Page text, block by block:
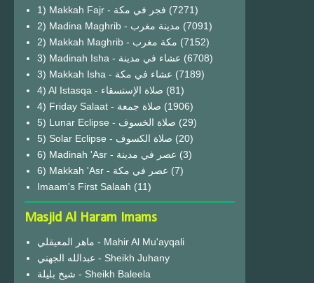
1) Makkah Fajr - فجر في مكة (7271)
2) Madina Maghrib - مدينة مغرب (7091)
2) Makkah Maghrib - مكة مغرب (7152)
3) Madinah Isha - عشاء في مدينة (6708)
3) Makkah Isha - عشاء في مكة (7189)
4) Al Istasqa - صلاة الإستسقاء (81)
4) Friday Salaat - صلاة جمعة (1906)
5) Lunar Eclipse - صلاة الخسوف (29)
(20)
6) Madinah 'Asr - عصر في مدينة (3)
6) Makkah 'Asr - عصر في مكة (7)
Imaam's First Salaah (11)
Masjid Al Haram Imams
ماهر المعيقلي - Mahir Al Mu'ayqali
عبدالله الجهني - Sheikh Juhany
شيخ بليلة - Sheikh Baleela